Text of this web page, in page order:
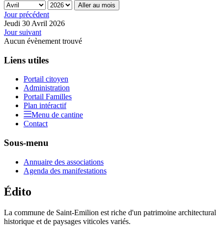
Aller au mois
Jour précédent
Jeudi 30 Avril 2026
Jour suivant
Aucun évènement trouvé
Liens utiles
Portail citoyen
Administration
Portail Familles
Plan intéractif
Menu de cantine
Contact
Sous-menu
Annuaire des associations
Agenda des manifestations
Édito
La commune de Saint-Emilion est riche d'un patrimoine architectural
historique et de paysages viticoles variés.